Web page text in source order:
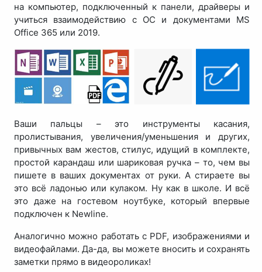
на компьютер, подключенный к панели, драйверы и
учиться взаимодействию с ОС и документами MS
Office 365 или 2019.
Ваши пальцы – это инструменты касания,
пролистывания, увеличения/уменьшения и других,
привычных вам жестов, стилус, идущий в комплекте,
простой карандаш или шариковая ручка – то, чем вы
пишете в ваших документах от руки. А стираете вы
это всё ладонью или кулаком. Ну как в школе. И всё
это даже на гостевом ноутбуке, который впервые
подключен к Newline.
Аналогично можно работать с PDF, изображениями и
видеофайлами. Да-да, вы можете вносить и сохранять
заметки прямо в видеороликах!